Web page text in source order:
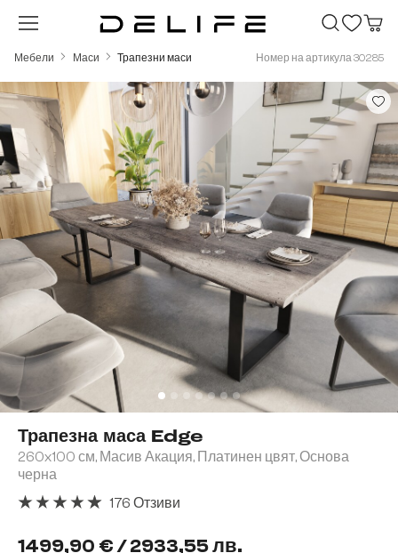
Преминете към основното съдържание
Мебели Маси Трапезни маси Номер на артикула 30285
Трапезна маса Edge
260x100 см, Масив Акация, Платинен цвят, Основа
черна
1499,90 € / 2933,55 лв.
176 Отзиви
Пропуснете галерия с изображения